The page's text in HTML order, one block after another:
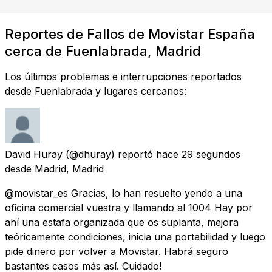
Reportes de Fallos de Movistar España
cerca de Fuenlabrada, Madrid
Los últimos problemas e interrupciones reportados
desde Fuenlabrada y lugares cercanos:
David Huray (@dhuray) reportó hace 29 segundos
desde Madrid, Madrid
@movistar_es Gracias, lo han resuelto yendo a una
oficina comercial vuestra y llamando al 1004 Hay por
ahí una estafa organizada que os suplanta, mejora
teóricamente condiciones, inicia una portabilidad y luego
pide dinero por volver a Movistar. Habrá seguro
bastantes casos más así. Cuidado!